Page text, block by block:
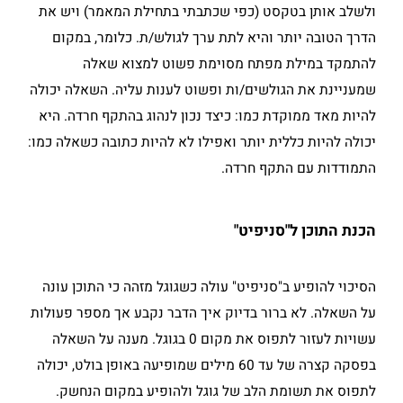
ולשלב אותן בטקסט (כפי שכתבתי בתחילת המאמר) ויש את
הדרך הטובה יותר והיא לתת ערך לגולש/ת. כלומר, במקום
להתמקד במילת מפתח מסוימת פשוט למצוא שאלה
שמעניינת את הגולשים/ות ופשוט לענות עליה. השאלה יכולה
להיות מאד ממוקדת כמו: כיצד נכון לנהוג בהתקף חרדה. היא
יכולה להיות כללית יותר ואפילו לא להיות כתובה כשאלה כמו:
התמודדות עם התקף חרדה.
הכנת התוכן ל"סניפיט"
הסיכוי להופיע ב"סניפיט" עולה כשגוגל מזהה כי התוכן עונה
על השאלה. לא ברור בדיוק איך הדבר נקבע אך מספר פעולות
עשויות לעזור לתפוס את מקום 0 בגוגל. מענה על השאלה
בפסקה קצרה של עד 60 מילים שמופיעה באופן בולט, יכולה
לתפוס את תשומת הלב של גוגל ולהופיע במקום הנחשק.